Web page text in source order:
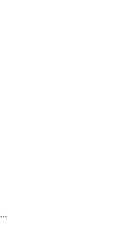
NEW YORK JOE EXCHANGE 下北沢店